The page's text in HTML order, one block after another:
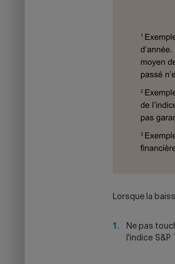
Lorsque la
Ne pas
l'indice S&P